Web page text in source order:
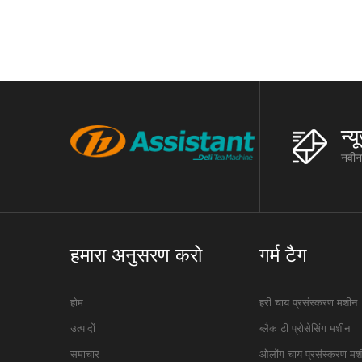
हमारा अनुसरण करो
होम
उत्पादों
समाचार
गर्म टैग
हरी चाय प्रसंस्करण मशीन
ब्लैक टी प्रोसेसिंग मशीन
ओलोंग चाय प्रसंस्करण